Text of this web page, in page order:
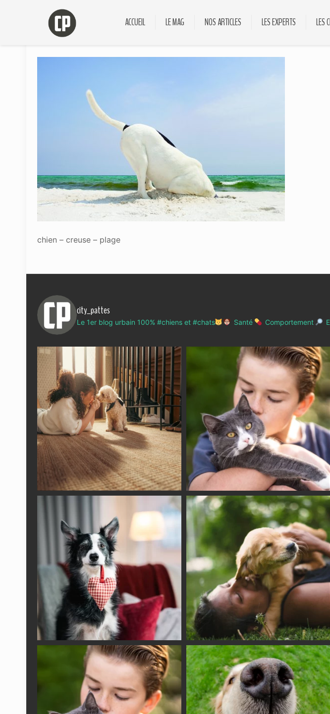
ACCUEIL LE MAG NOS ARTICLES LES EXPERTS LES
chien – creuse – plage
city_pattes
Le 1er blog urbain 100% #chiens et #chats Santé Comportement